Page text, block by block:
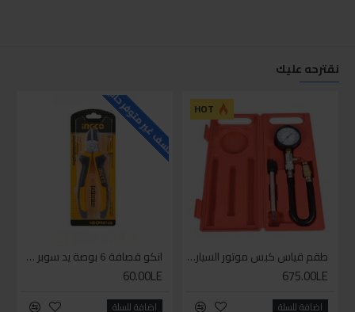
نقترحه عليك
HOT
طقم قياس كبس موتور السياره 3 ق
675.00LE
اضافة للسلة
للاسف غير متوفر حاليا
انكو قصافة 6 بوصة يد سوبر وان
60.00LE
اضافة للسلة